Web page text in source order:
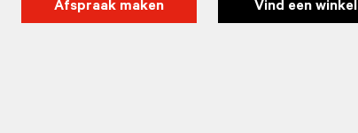
Afspraak maken Vind een winkel